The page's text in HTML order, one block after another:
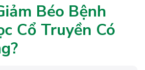
Béo Bệnh
Cổ Truyền Có